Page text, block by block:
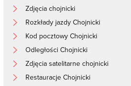
Zdjęcia chojnicki
Rozkłady jazdy Chojnicki
Kod pocztowy Chojnicki
Odległości Chojnicki
Zdjęcia satelitarne chojnicki
Restauracje Chojnicki